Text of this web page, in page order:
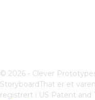
© 2026 - Clever
StoryboardThat er et
registrert i US Patent and